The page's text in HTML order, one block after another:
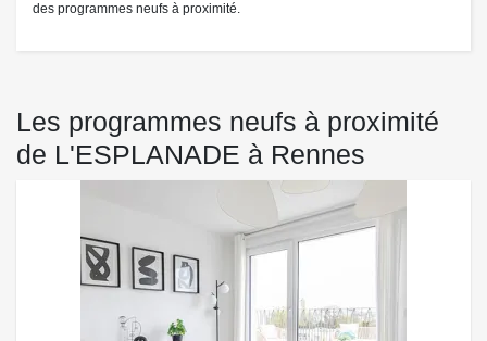
des programmes neufs à proximité.
Les programmes neufs à proximité
de L'ESPLANADE à Rennes